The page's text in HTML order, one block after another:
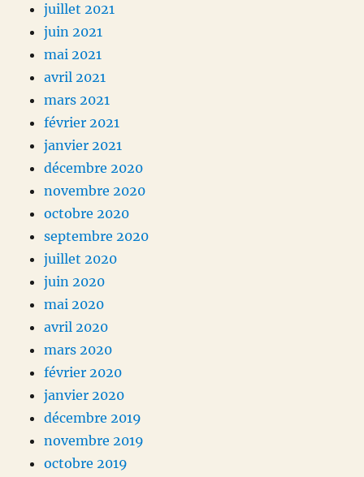
juillet 2021
juin 2021
mai 2021
avril 2021
mars 2021
février 2021
janvier 2021
décembre 2020
novembre 2020
octobre 2020
septembre 2020
juillet 2020
juin 2020
mai 2020
avril 2020
mars 2020
février 2020
janvier 2020
décembre 2019
novembre 2019
octobre 2019